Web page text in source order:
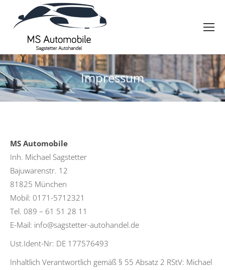
Impressum
MS Automobile
Inh. Michael Sagstetter
Bajuwarenstr. 12
81825 München
Mobil: 0171-5712321
Tel. 089 – 61 51 28 11
E-Mail: info@sagstetter-autohandel.de
Ust.Ident-Nr: DE 177576493
Inhaltlich Verantwortlich gemäß § 55 Absatz 2 RStV: Michael